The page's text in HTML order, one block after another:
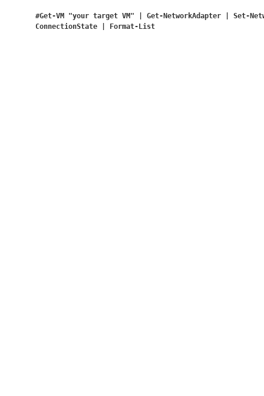
#Get-VM "your target VM" | Get-NetworkAdapter | Set-
ConnectionState | Format-List